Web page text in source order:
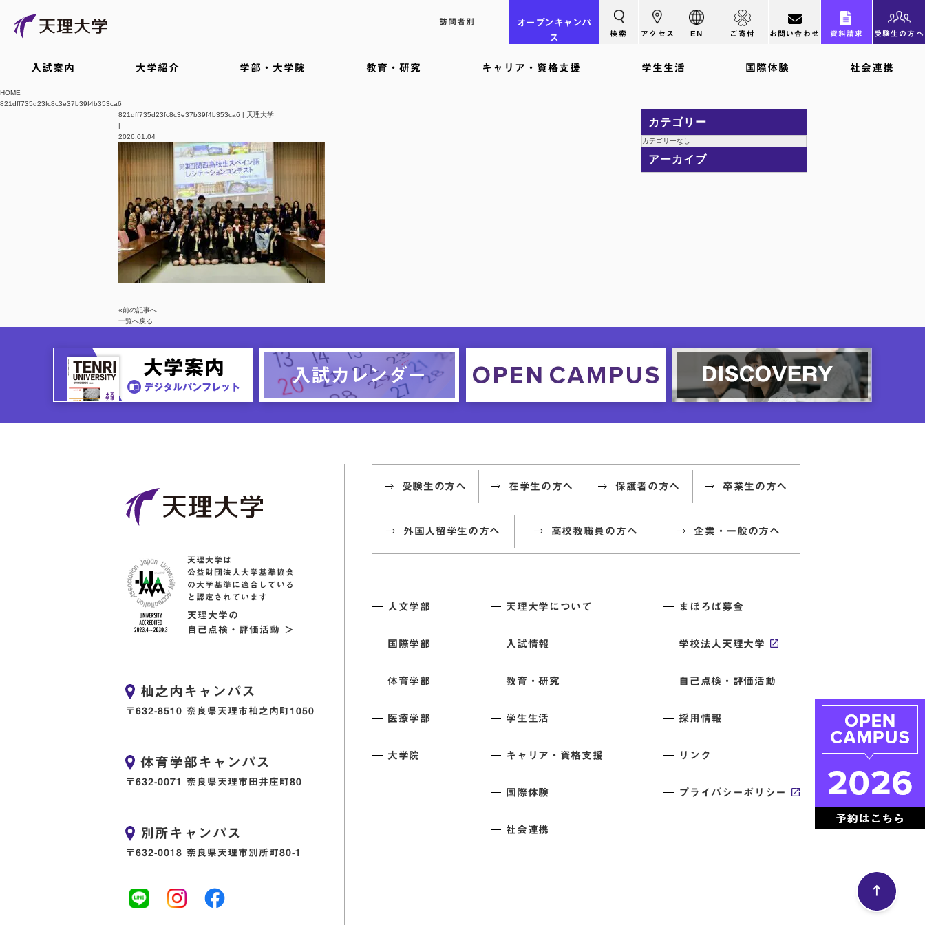
訪問者別 オープン キャンパ
ス
検索 アクセス EN ご寄付 お問い合わせ 資料請求 受験生の方へ
入試案内 大学紹介 学部・大学院 教育・研究 キャリア・資格支援 学生生活 国際体験 社会連携
HOME
821dff735d23fc8c3e37b39f4b353ca6
821dff735d23fc8c3e37b39f4b353ca6 | 天理大学
|
2026.01.04
«前の記事へ
一覧へ戻る
カテゴリー
カテゴリーなし
アーカイブ
天理大学は
公益財団法人大学基準協会
の大学基準に適合している
と認定されています
天理大学の
自己点検・評価活動 ＞
杣之内キャンパス
〒632-8510 奈良県天理市杣之内町1050
体育学部キャンパス
〒632-0071 奈良県天理市田井庄町80
別所キャンパス
〒632-0018 奈良県天理市別所町80-1
受験生の方へ 在学生の方へ 保護者の方へ 卒業生の方へ
外国人留学生の方へ 高校教職員の方へ 企業・一般の方へ
人文学部
国際学部
体育学部
医療学部
大学院
天理大学について
入試情報
教育・研究
学生生活
キャリア・資格支援
国際体験
社会連携
まほろば募金
学校法人天理大学
自己点検・評価活動
採用情報
リンク
プライバシーポリシー